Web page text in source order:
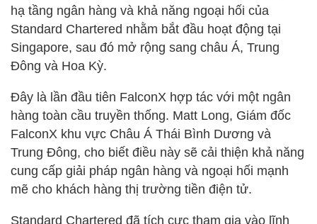
hạ tầng ngân hàng và khả năng ngoại hối của
Standard Chartered nhằm bắt đầu hoạt động tại
Singapore, sau đó mở rộng sang châu Á, Trung
Đông và Hoa Kỳ.
Đây là lần đầu tiên FalconX hợp tác với một ngân
hàng toàn cầu truyền thống. Matt Long, Giám đốc
FalconX khu vực Châu Á Thái Bình Dương và
Trung Đông, cho biết điều này sẽ cải thiện khả năng
cung cấp giải pháp ngân hàng và ngoại hối mạnh
mẽ cho khách hàng thị trường tiền điện tử.
Standard Chartered đã tích cực tham gia vào lĩnh